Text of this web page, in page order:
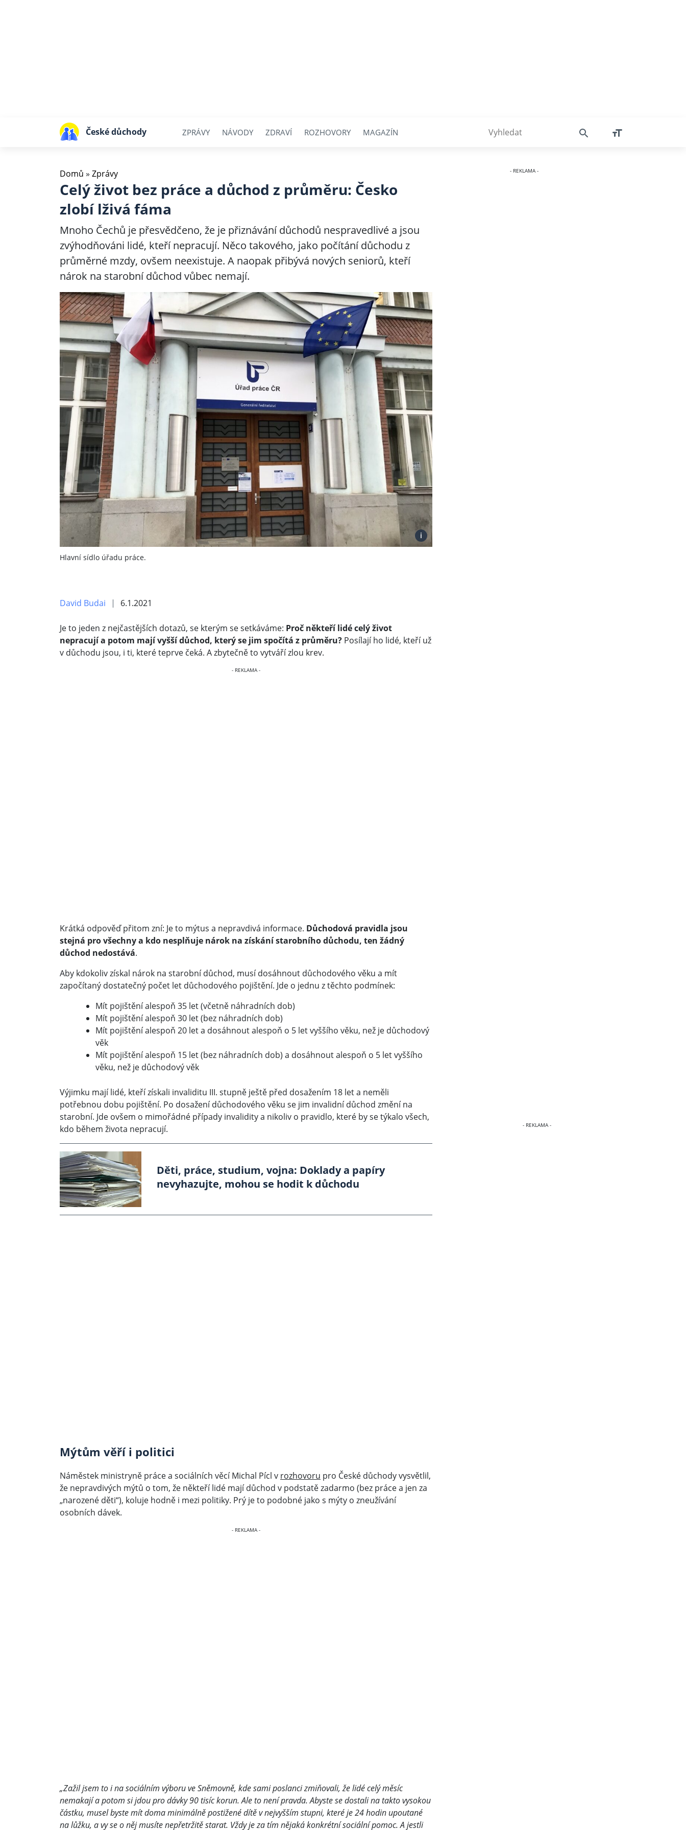
České důchody ZPRÁVY NÁVODY ZDRAVÍ ROZHOVORY MAGAZÍN
Domů » Zprávy
Celý život bez práce a důchod z průměru: Česko
zlobí lživá fáma
Mnoho Čechů je přesvědčeno, že je přiznávání důchodů nespravedlivé a jsou
zvýhodňováni lidé, kteří nepracují. Něco takového, jako počítání důchodu z
průměrné mzdy, ovšem neexistuje. A naopak přibývá nových seniorů, kteří
nárok na starobní důchod vůbec nemají.
i
Hlavní sídlo úřadu práce.
David Budai 6.1.2021
Je to jeden z nejčastějších dotazů, se kterým se setkáváme: Proč někteří lidé celý život
nepracují a potom mají vyšší důchod, který se jim spočítá z průměru? Posílají ho lidé, kteří už
v důchodu jsou, i ti, které teprve čeká. A zbytečně to vytváří zlou krev.
Krátká odpověď přitom zní: Je to mýtus a nepravdivá informace. Důchodová pravidla jsou
stejná pro všechny a kdo nesplňuje nárok na získání starobního důchodu, ten žádný
důchod nedostává.
Aby kdokoliv získal nárok na starobní důchod, musí dosáhnout důchodového věku a mít
započítaný dostatečný počet let důchodového pojištění. Jde o jednu z těchto podmínek:
Mít pojištění alespoň 35 let (včetně náhradních dob)
Mít pojištění alespoň 30 let (bez náhradních dob)
Mít pojištění alespoň 20 let a dosáhnout alespoň o 5 let vyššího věku, než je důchodový
věk
Mít pojištění alespoň 15 let (bez náhradních dob) a dosáhnout alespoň o 5 let vyššího
věku, než je důchodový věk
Výjimku mají lidé, kteří získali invaliditu III. stupně ještě před dosažením 18 let a neměli
potřebnou dobu pojištění. Po dosažení důchodového věku se jim invalidní důchod změní na
starobní. Jde ovšem o mimořádné případy invalidity a nikoliv o pravidlo, které by se týkalo všech,
kdo během života nepracují.
Děti, práce, studium, vojna: Doklady a papíry
nevyhazujte, mohou se hodit k důchodu
Mýtům věří i politici
Náměstek ministryně práce a sociálních věcí Michal Pícl v rozhovoru pro České důchody vysvětlil,
že nepravdivých mýtů o tom, že někteří lidé mají důchod v podstatě zadarmo (bez práce a jen za
„narozené děti“), koluje hodně i mezi politiky. Prý je to podobné jako s mýty o zneužívání
osobních dávek.
„Zažil jsem to i na sociálním výboru ve Sněmovně, kde sami poslanci zmiňovali, že lidé celý měsíc
nemakají a potom si jdou pro dávky 90 tisíc korun. Ale to není pravda. Abyste se dostali na takto vysokou
částku, musel byste mít doma minimálně postižené dítě v nejvyšším stupni, které je 24 hodin upoutané
na lůžku, a vy se o něj musíte nepřetržitě starat. Vždy je za tím nějaká konkrétní sociální pomoc. A jestli